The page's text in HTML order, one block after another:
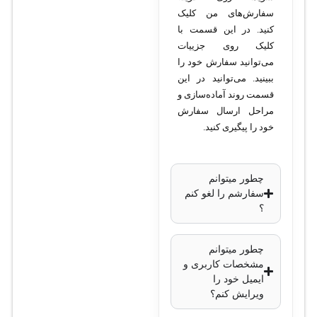
مگاپیکسل
رزولوشن تصویر
1440×2560 پیکسل
لنز
: ثابت 2.8
میلی‌متر
زاویه دید لنز
: حدود
98 درجه
فناوری دید در شب:
فناوری
فشرده‌سازی
H.265+, H.264
قابلیت ضدآب و گرد
سفارش‌های من کلیک
کنید. در این قسمت با
کلیک روی جزییات
می‌توانید سفارش خود را
ببینید. می‌توانید در این
قسمت روند آماده‌سازی و
مراحل ارسال سفارش
خود را پیگیری کنید.
چطور میتوانم
سفارشم را لغو کنم
؟
چطور میتوانم
مشخصات کاربری و
ایمیل خود را
ویرایش کنم؟